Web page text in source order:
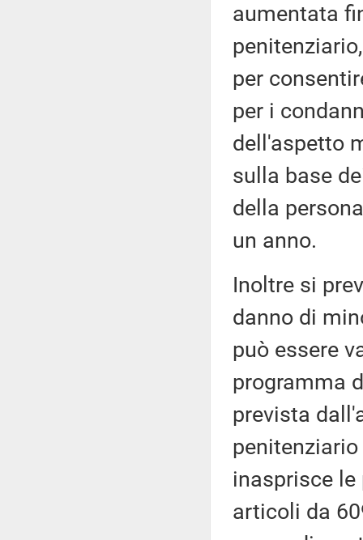
aumentata
per
per i
dell'aspetto
sulla base
della
un anno.
Inoltre si
danno di
può essere
programma
prevista
inasprisce le
articoli da